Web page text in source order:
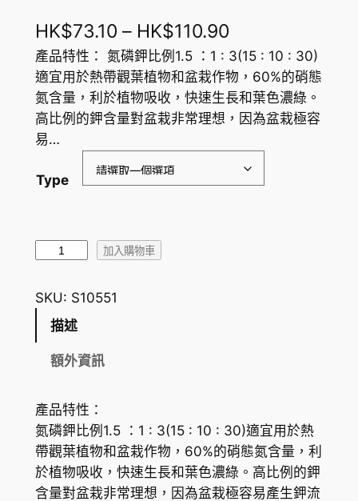
HK$73.10 – HK$110.90價
格
範
圍
H
K
$
產品特性： 氮磷鉀比例1.5 ：1 : 3(15 : 10 : 30)
適宜用於熱帶觀葉植物和盆栽作物，60%的硝態
氮含量，利於植物吸收，快速生長和葉色濃綠。
高比例的鉀含量對盆栽非常理想，因為盆栽極容
易…
Type
t
e
多
1
2
號
加入購物車
SKU: S10551
描述
額外資訊
產品特性：
氮磷鉀比例1.5 ：1 : 3(15 : 10 : 30)適宜用於熱
帶觀葉植物和盆栽作物，60%的硝態氮含量，利
於植物吸收，快速生長和葉色濃綠。高比例的鉀
含量對盆栽非常理想，因為盆栽極容易產生鉀流